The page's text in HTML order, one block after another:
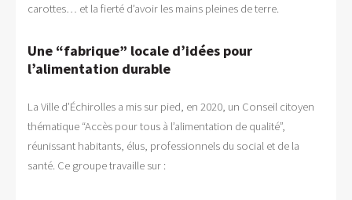
carottes… et la fierté d’avoir les mains pleines de terre.
Une “fabrique” locale d’idées pour
l’alimentation durable
La Ville d’Échirolles a mis sur pied, en 2020, un Conseil citoyen
thématique “Accès pour tous à l’alimentation de qualité”,
réunissant habitants, élus, professionnels du social et de la
santé. Ce groupe travaille sur :